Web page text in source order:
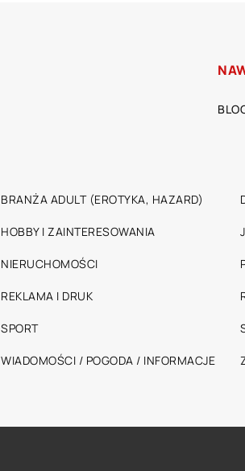
BRANŻA ADULT (EROTYKA, HAZARD)
HOBBY I ZAINTERESOWANIA
NIERUCHOMOŚCI
REKLAMA I DRUK
SPORT
WIADOMOŚCI / POGODA / INFORMACJE